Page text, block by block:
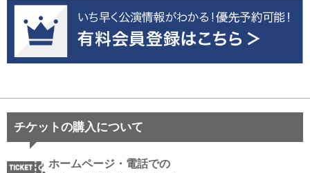
チケットの購入について
ホームページ・電話での